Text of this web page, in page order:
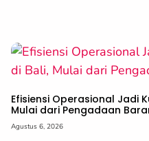
Efisiensi Operasional Jadi
Mulai dari Pengadaan
Agustus 6, 2026